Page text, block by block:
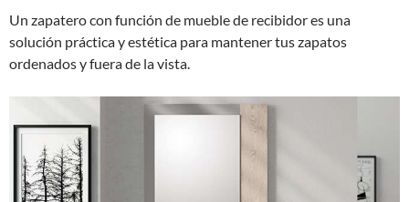
Un zapatero con función de mueble de recibidor es una
solución práctica y estética para mantener tus zapatos
ordenados y fuera de la vista.